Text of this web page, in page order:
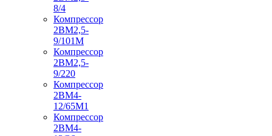
8/4
Компрессор
2ВМ2,5-
9/101М
Компрессор
2ВМ2,5-
9/220
Компрессор
2ВМ4-
12/65М1
Компрессор
2ВМ4-